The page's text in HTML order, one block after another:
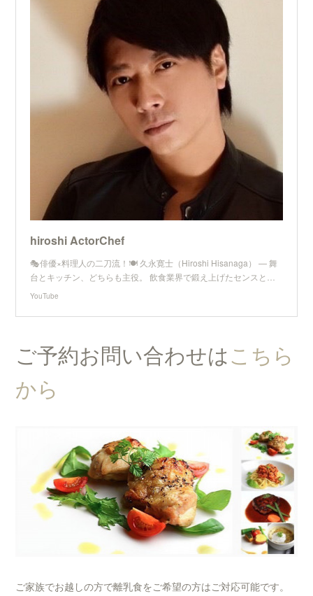
hiroshi ActorChef
🎭俳優×料理人の二刀流！🍽️ 久永寛士（Hiroshi Hisanaga） — 舞
台とキッチン、どちらも主役。 飲食業界で鍛え上げたセンスと…
YouTube
ご予約お問い合わせはこちら
から
ご家族でお越しの方で離乳食をご希望の方はご対応可能です。